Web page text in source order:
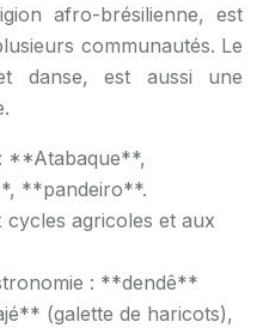
afro-brésilienne, est
communautés. Le
danse, est aussi une
**Atabaque**,
**pandeiro**.
cycles agricoles et aux
: **dendê**
(galette de haricots),